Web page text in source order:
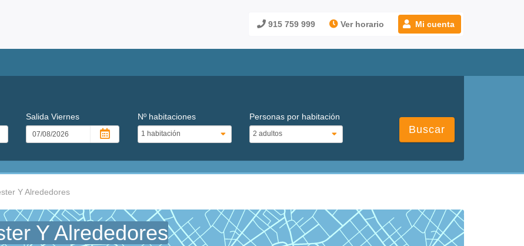
915 759 999 Ver horario Mi cuenta
SalidaViernes Nº habitaciones Personas por habitación
Buscar
Y Alrededores
Y Alrededores